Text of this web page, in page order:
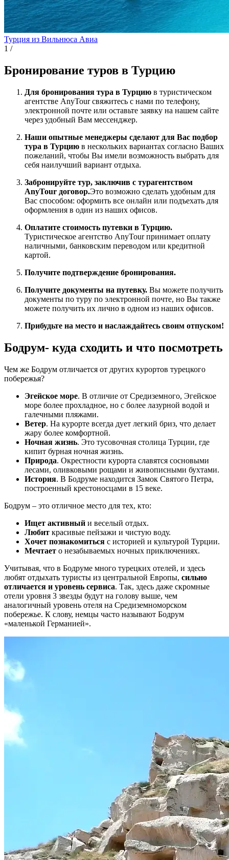
Турция из Вильнюса Авиа
1 /
Бронирование туров в Турцию
Для бронирования тура в Турцию в туристическом
агентстве AnyTour свяжитесь с нами по телефону,
электронной почте или оставьте заявку на нашем сайте
через удобный Вам мессенджер.
Наши опытные менеджеры сделают для Вас подбор
тура в Турцию в нескольких вариантах согласно Ваших
пожеланий, чтобы Вы имели возможность выбрать для
себя наилучший вариант отдыха.
Забронируйте тур, заключив с турагентством
AnyTour договор.Это возможно сделать удобным для
Вас способом: оформить все онлайн или подъехать для
оформления в один из наших офисов.
Оплатите стоимость путевки в Турцию.
Туристическое агентство AnyTour принимает оплату
наличными, банковским переводом или кредитной
картой.
Получите подтверждение бронирования.
Получите документы на путевку. Вы можете получить
документы по туру по электронной почте, но Вы также
можете получить их лично в одном из наших офисов.
Прибудьте на место и наслаждайтесь своим отпуском!
Бодрум- куда сходить и что посмотреть
Чем же Бодрум отличается от других курортов турецкого
побережья?
Эгейское море. В отличие от Средиземного, Эгейское
море более прохладное, но с более лазурной водой и
галечными пляжами.
Ветер. На курорте всегда дует легкий бриз, что делает
жару более комфортной.
Ночная жизнь. Это тусовочная столица Турции, где
кипит бурная ночная жизнь.
Природа. Окрестности курорта славятся сосновыми
лесами, оливковыми рощами и живописными бухтами.
История. В Бодруме находится Замок Святого Петра,
построенный крестоносцами в 15 веке.
Бодрум – это отличное место для тех, кто:
Ищет активный и веселый отдых.
Любит красивые пейзажи и чистую воду.
Хочет познакомиться с историей и культурой Турции.
Мечтает о незабываемых ночных приключениях.
Учитывая, что в Бодруме много турецких отелей, и здесь
любят отдыхать туристы из центральной Европы, сильно
отличается и уровень сервиса. Так, здесь даже скромные
отели уровня 3 звезды будут на голову выше, чем
аналогичный уровень отеля на Средиземноморском
побережье. К слову, немцы часто называют Бодрум
«маленькой Германией».